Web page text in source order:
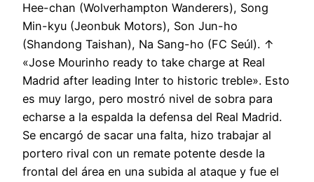
Hee-chan (Wolverhampton Wanderers), Song
Min-kyu (Jeonbuk Motors), Son Jun-ho
(Shandong Taishan), Na Sang-ho (FC Seúl). ↑
«Jose Mourinho ready to take charge at Real
Madrid after leading Inter to historic treble». Esto
es muy largo, pero mostró nivel de sobra para
echarse a la espalda la defensa del Real Madrid.
Se encargó de sacar una falta, hizo trabajar al
portero rival con un remate potente desde la
frontal del área en una subida al ataque y fue el